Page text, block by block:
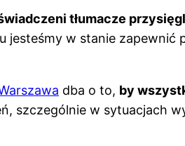
tłumacze
w stanie
dba o to, by
szczególnie w sytuacjach